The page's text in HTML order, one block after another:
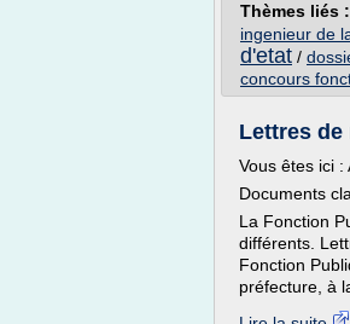
Thèmes liés :
ingenieur de
d'etat /
concours
Lettres
Vous êtes ici :
Documents
La Fonction
différents.
Fonction
préfecture, à